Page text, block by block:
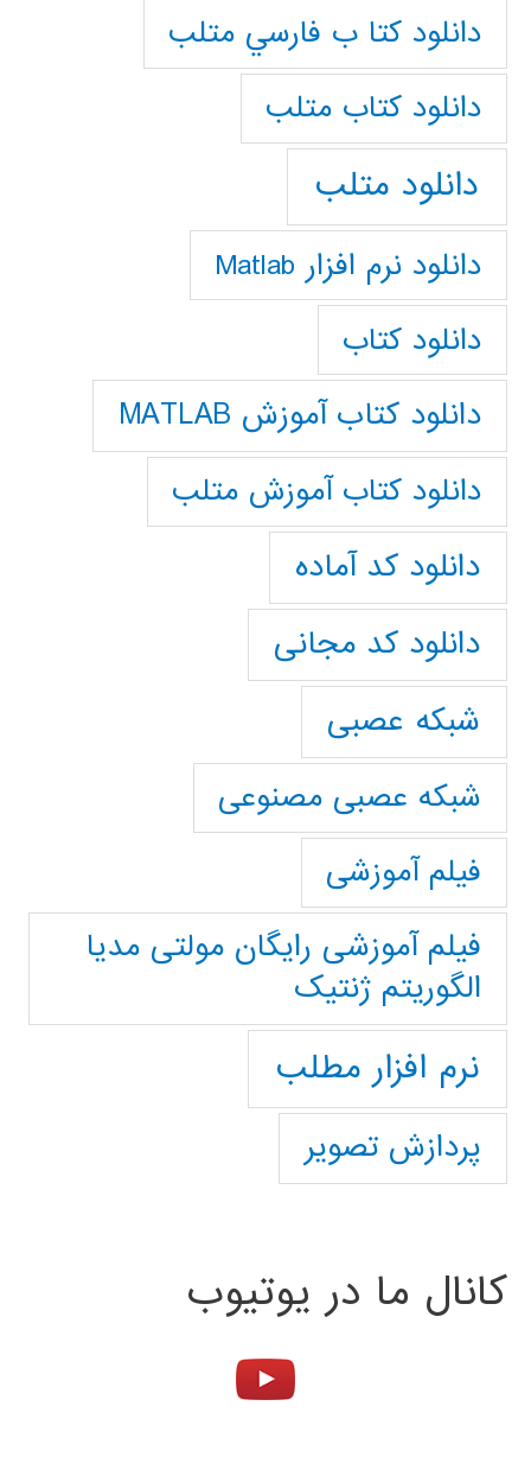
دانلود كتا ب فارسي متلب
دانلود كتاب متلب
دانلود متلب
دانلود نرم افزار Matlab
دانلود کتاب
دانلود کتاب آموزش MATLAB
دانلود کتاب آموزش متلب
دانلود کد آماده
دانلود کد مجانی
شبکه عصبی
شبکه عصبی مصنوعی
فیلم آموزشی
فیلم آموزشی رایگان مولتی مدیا
الگوریتم ژنتیک
نرم افزار مطلب
پردازش تصویر
کانال ما در یوتیوب